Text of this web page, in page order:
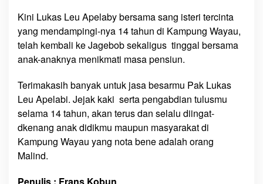
Kini Lukas Leu Apelaby bersama sang isteri tercinta
yang mendampingi-nya 14 tahun di Kampung Wayau,
telah kembali ke Jagebob sekaligus tinggal bersama
anak-anaknya menikmati masa pensiun.
Terimakasih banyak untuk jasa besarmu Pak Lukas
Leu Apelabi. Jejak kaki serta pengabdian tulusmu
selama 14 tahun, akan terus dan selalu diingat-
dkenang anak didikmu maupun masyarakat di
Kampung Wayau yang nota bene adalah orang
Malind.
Penulis : Frans Kobun